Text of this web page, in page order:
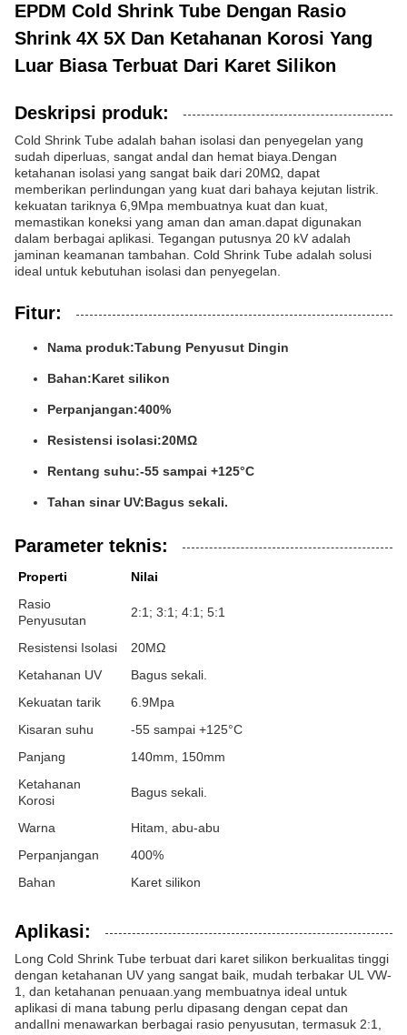
EPDM Cold Shrink Tube Dengan Rasio
Shrink 4X 5X Dan Ketahanan Korosi Yang
Luar Biasa Terbuat Dari Karet Silikon
Deskripsi produk:
Cold Shrink Tube adalah bahan isolasi dan penyegelan yang
sudah diperluas, sangat andal dan hemat biaya.Dengan
ketahanan isolasi yang sangat baik dari 20MΩ, dapat
memberikan perlindungan yang kuat dari bahaya kejutan listrik.
kekuatan tariknya 6,9Mpa membuatnya kuat dan kuat,
memastikan koneksi yang aman dan aman.dapat digunakan
dalam berbagai aplikasi. Tegangan putusnya 20 kV adalah
jaminan keamanan tambahan. Cold Shrink Tube adalah solusi
ideal untuk kebutuhan isolasi dan penyegelan.
Fitur:
Nama produk:Tabung Penyusut Dingin
Bahan:Karet silikon
Perpanjangan:400%
Resistensi isolasi:20MΩ
Rentang suhu:-55 sampai +125°C
Tahan sinar UV:Bagus sekali.
Parameter teknis:
Properti
Nilai
Rasio
Penyusutan
2:1; 3:1; 4:1; 5:1
Resistensi Isolasi
20MΩ
Ketahanan UV
Bagus sekali.
Kekuatan tarik
6.9Mpa
Kisaran suhu
-55 sampai +125°C
Panjang
140mm, 150mm
Ketahanan
Korosi
Bagus sekali.
Warna
Hitam, abu-abu
Perpanjangan
400%
Bahan
Karet silikon
Aplikasi:
Long Cold Shrink Tube terbuat dari karet silikon berkualitas tinggi
dengan ketahanan UV yang sangat baik, mudah terbakar UL VW-
1, dan ketahanan penuaan.yang membuatnya ideal untuk
aplikasi di mana tabung perlu dipasang dengan cepat dan
andalIni menawarkan berbagai rasio penyusutan, termasuk 2:1,